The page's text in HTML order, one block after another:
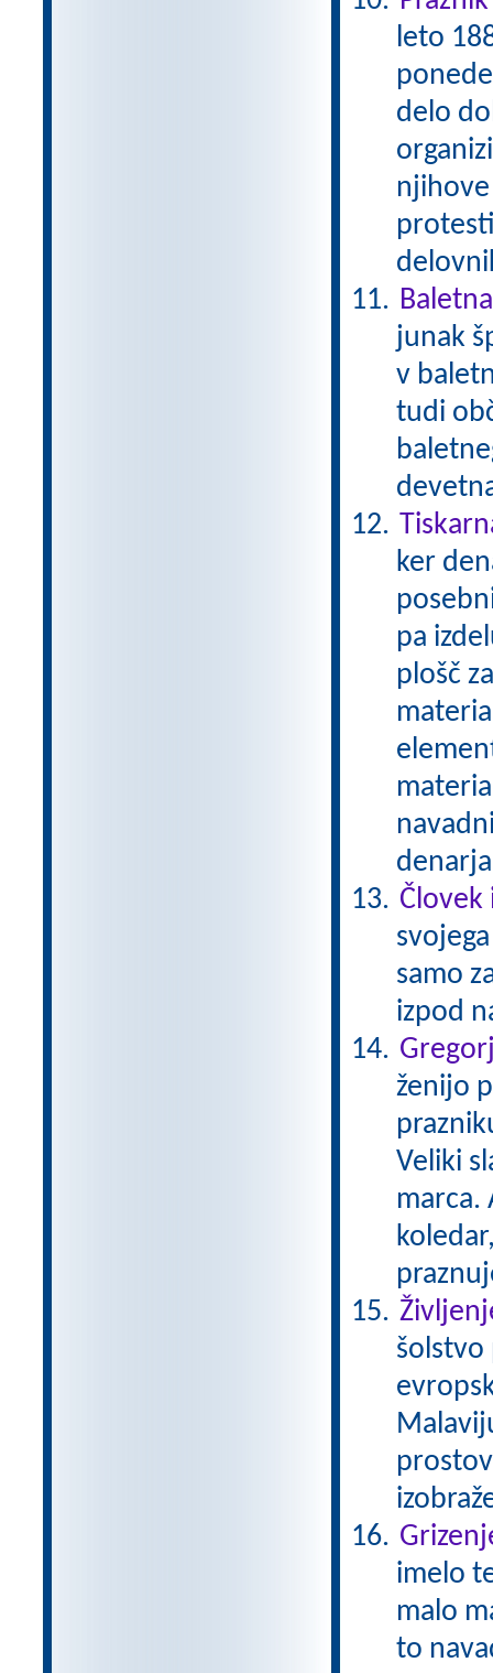
leto
delo
njihove
junak
v
tudi
ker
pa
plošč
samo
izpod
ženijo
Veliki
marca.
šolstvo
imelo
malo
to